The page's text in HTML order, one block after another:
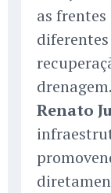
as
diferentes
Renato